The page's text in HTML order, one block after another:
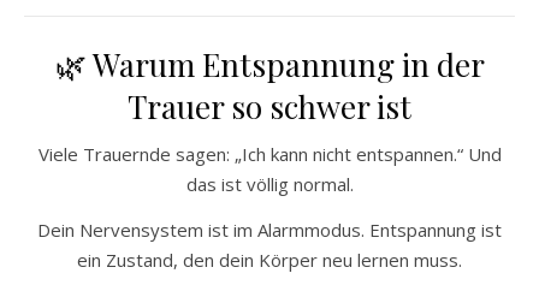
🌿 Warum Entspannung in der
Trauer so schwer ist
Viele Trauernde sagen: „Ich kann nicht entspannen.“ Und
das ist völlig normal.
Dein Nervensystem ist im Alarmmodus. Entspannung ist
ein Zustand, den dein Körper neu lernen muss.